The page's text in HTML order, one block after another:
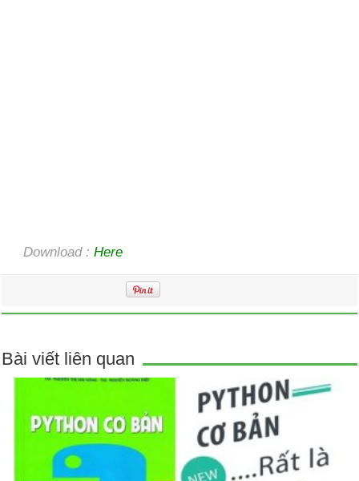
Download :Here
Bài viết liên quan